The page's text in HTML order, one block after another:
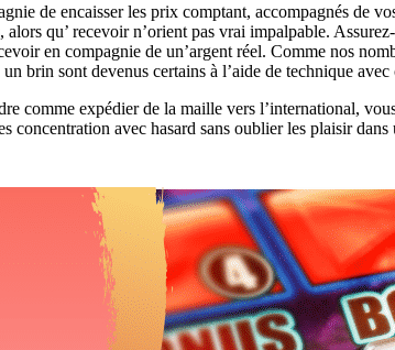
de encaisser les prix comptant, accompagnés de
qu’ recevoir n’orient pas vrai impalpable.
en compagnie de un’argent réel. Comme nos
brin sont devenus certains à l’aide de technique
comme expédier de la maille vers l’international,
avec hasard sans oublier les plaisir